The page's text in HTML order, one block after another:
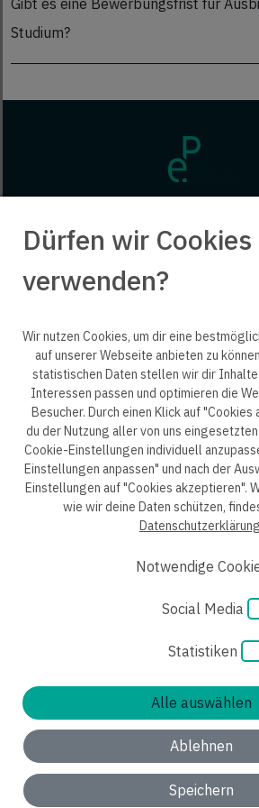
unseren Auszubildenden und Studierenden
mögliche Einsatzgebiete und
Gibt es eine Bewerbungsfrist für
Studium?
Nein, einen generellen
bewerben. Wir empfehlen dir, deine
Interesse möglichst frühzeitig zu
© 2025 engineering people GmbH. All rights
Datenschutzerklärung B2B
Einwilligung Bewerber
Impressum
Cookie Einstellungen
Dürfen wir Cookies
verwenden?
Wir nutzen Cookies, um dir eine
auf unserer Webseite anbieten zu
statistischen Daten stellen wir dir
Interessen passen und optimieren die
Besucher. Durch einen Klick auf
du der Nutzung aller von uns
Cookie-Einstellungen individuell
Einstellungen anpassen" und nach der
Einstellungen auf "Cookies akzeptieren".
wie wir deine Daten schützen,
Datenschutzerklärung
Notwendige
Social Media
Statistiken
Alle auswählen
Ablehnen
Speichern